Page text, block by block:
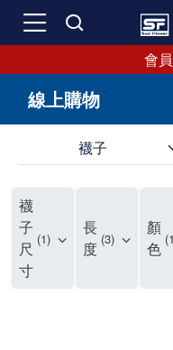
會
線上購物
襪子
現在就來三花購買深受許多潮流女孩喜愛的襪子吧！好穿舒適、不咬腳、不滑脫，短襪不用再拉。各種鞋款都有適合搭配的襪子，不怕穿搭有問題。運動、休閒用短襪全都有！
如何挑選高品質的短襪？注重品質的三花短襪，特選高級優質棉料，保持雙腳透氣不悶熱。襪子具有良好的透氣性，自然讓腳不悶臭，讓您每天穿得健康、舒適。好襪子陪你走更遠！
品質優零負擔，全家人都適合的好襪子在三花!長輩、久坐辦公室最適合無鬆緊帶襪子、運動跑步打球雙層毛巾底短襪保護最有力，日常休閒短襪穿搭簡易最省時。耐洗耐穿超省錢!
三花襪子嚴選優質棉料，吸汗透氣、乾爽舒適，不易滑動。作為日常必備的襪子，其符合人體工學與時尚設計，令人穿上即感舒適。三花50年來專注改良，以精湛工藝打造超乎想像的舒適體驗。追求美感與實用兼備的您，絕對不能錯過三花襪子，即刻入手，體驗潮流與舒適的完美結合。
"最近一批襪子都相繼損壞，所以又到了採購新襪子的時間了！剛好又是換季，可以買適合當季的襪子，增添一些生活的小確幸。我通常一次會買6-8雙襪子，然後整批襪子幾乎會在差不多的時間陣亡，再換下一批。這種一年大概買兩次的習慣，讓6-8雙短襪輪流穿半年，不會太浪費，也避免穿著鬆垮的襪子很糗。 每次換襪子時，我都會嘗試一個新品牌來試試看。這次我選了已有50多年歷史的老牌子——三花。可能有人會問，三花襪子這麼有名，為何現在才選？其實我一直知道這品牌，但過去對他們家的產品印象是主要賣給男生的中筒襪，因此未曾購買。最近在捷運和網站上頻繁看到三花的廣告，便上網探究了一下。驚喜發現，他們家竟然也推出了很多適合女生穿的短襪，而且款式很漂亮，不再僅僅針對中年男性。 這次我訂了8雙襪子，總共500元，一雙平均只要62元（短襪價格依官網為主），真的很划算。而且，他們的物流速度超快，官網下單後隔天襪子就到貨了，這點我特別喜歡。收到襪子後，我還特地將它們一字排開，場面也蠻壯觀的。我訂了素色短襪、條紋短襪和撞色運動短襪，還為我老公買了一雙紳士襪。為了迎接夏天的到來，也幫他準備些薄襪子，畢竟穿皮鞋搭配厚重的運動襪真的不太合適。 這次的嘗試中，最讓我驚艷的是運動短襪。雙層毛巾底的設計，一開始以為會太厚，但實際穿上後發現這款襪子的吸震效果不輸其他運動品牌，吸濕性也非常強。我特意用水滴試驗，結果也很滿意。運動短襪的關鍵就是吸汗和吸震，這樣能讓整個運動過程不黏膩，並有效減少腳與鞋子的摩擦，避免脫跟的情況發生，增添了運動的舒適感。 此外，對於孩子來說，這款運動短襪的耐用性也讓我很滿意。其他品牌的襪子大概只能撐2個月，但看來這次的三花短襪應該能撐3個月以上，使用壽命更長，是一位媽媽的好幫手，既省錢又減少購買頻率。 至於我老公，最初覺得穿薄襪搭配皮鞋不太舒服，但後來漸漸習慣並喜歡上薄襪的輕盈感。畢竟太厚的襪子會改變皮鞋的形狀。三花的無鬆緊帶設計對久坐辦公的他來說，解決了腿部血液循環不良的問題，減少了勒痕，襪子脫下後也不再長時間地感到不適，這讓我們都很滿意。 總體來說，這次三花短襪的體驗還算不錯，無脫跟問題，且吸震和吸汗效果顯著。老公和孩子的襪子選擇也都很成功。未來我會再觀察這些襪子的耐用性，再決定是否回購。當下來看，三花是個值得推薦的品牌。
襪
子
尺
寸
1
長
度 3
顏
色 1